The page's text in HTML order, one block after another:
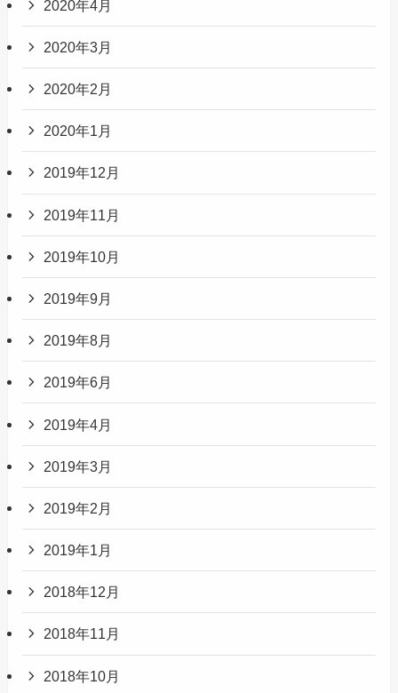
2020年4月
2020年3月
2020年2月
2020年1月
2019年12月
2019年11月
2019年10月
2019年9月
2019年8月
2019年6月
2019年4月
2019年3月
2019年2月
2019年1月
2018年12月
2018年11月
2018年10月